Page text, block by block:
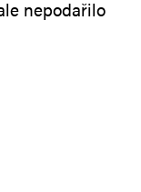
nepodařilo